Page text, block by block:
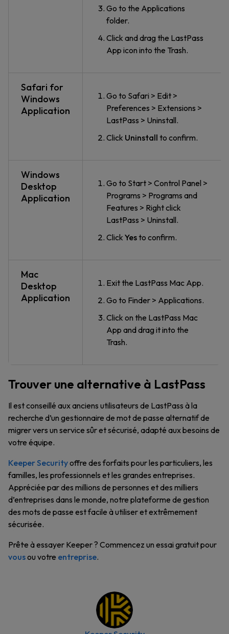
Go to the Applications
folder.
Click and drag the LastPass
App icon into the Trash.
Safari for
Windows
Application
Go to Safari > Edit >
Preferences > Extensions >
LastPass > Uninstall.
Click Uninstall to confirm.
Windows
Desktop
Application
Go to Start > Control Panel >
Programs > Programs and
Features > Right click
LastPass > Uninstall.
Click Yesto confirm.
Mac
Desktop
Application
Exit the LastPass Mac App.
Go to Finder > Applications.
Click on the LastPass Mac
App and drag it into the
Trash.
Trouver une alternative à LastPass
Il est conseillé aux anciens utilisateurs de LastPass à la
recherche d’un gestionnaire de mot de passe alternatif de
migrer vers un service sûr et sécurisé, adapté aux besoins de
votre équipe.
Keeper Securityoffre des forfaits pour les particuliers, les
familles, les professionnels et les grandes entreprises.
Appréciée par des millions de personnes et des milliers
d’entreprises dans le monde, notre plateforme de gestion
des mots de passe est facile à utiliser et extrêmement
sécurisée.
Prêt·e à essayer Keeper ? Commencez un essai gratuit pour
vousou votre entreprise.